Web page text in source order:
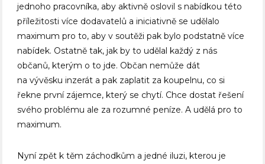
jednoho pracovníka, aby aktivně oslovil s nabídkou této
příležitosti více dodavatelů a iniciativně se udělalo
maximum pro to, aby v soutěži pak bylo podstatně více
nabídek. Ostatně tak, jak by to udělal každý z nás
občanů, kterým o to jde. Občan nemůže dát
na vývěsku inzerát a pak zaplatit za koupelnu, co si
řekne první zájemce, který se chytí. Chce dostat řešení
svého problému ale za rozumné peníze. A udělá pro to
maximum.
Nyní zpět k těm záchodkům a jedné iluzi, kterou je